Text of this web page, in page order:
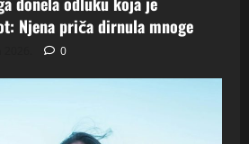
Njena priča dirnula mnoge
0